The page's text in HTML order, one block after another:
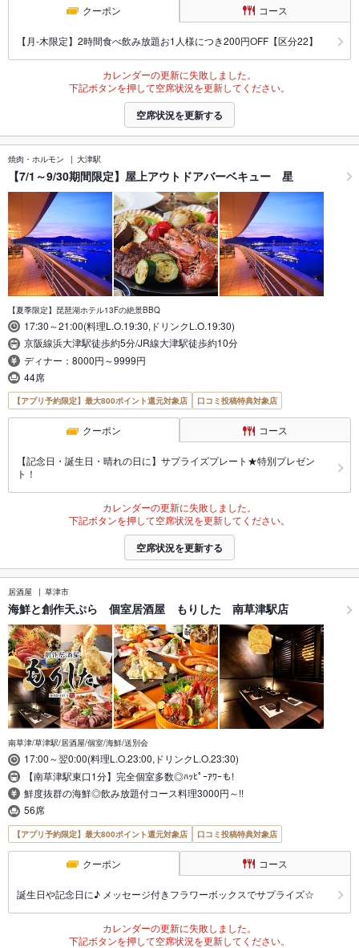
クーポン コース
【月‐木限定】2時間食べ飲み放題お1人様につき200円OFF【区分22】
カレンダーの更新に失敗しました。
下記ボタンを押して空席状況を更新してください。
空席状況を更新する
焼肉・ホルモン 大津駅
【7/1～9/30期間限定】屋上アウトドアバーベキュー 星
【夏季限定】琵琶湖ホテル13Fの絶景BBQ
17:30～21:00(料理L.O.19:30,ドリンクL.O.19:30)
京阪線浜大津駅徒歩約5分/JR線大津駅徒歩約10分
ディナー：8000円～9999円
44席
【アプリ予約限定】最大800ポイント還元対象店 口コミ投稿特典対象店
クーポン コース
【記念日・誕生日・晴れの日に】サプライズプレート★特別プレゼン
ト！
カレンダーの更新に失敗しました。
下記ボタンを押して空席状況を更新してください。
空席状況を更新する
居酒屋 草津市
海鮮と創作天ぷら 個室居酒屋 もりした 南草津駅店
南草津/草津駅/居酒屋/個室/海鮮/送別会
17:00～翌0:00(料理L.O.23:00,ドリンクL.O.23:30)
【南草津駅東口1分】完全個室多数◎ﾊｯﾋﾟｰｱﾜｰも!
鮮度抜群の海鮮◎飲み放題付コース料理3000円～!!
56席
【アプリ予約限定】最大800ポイント還元対象店 口コミ投稿特典対象店
クーポン コース
誕生日や記念日に♪ メッセージ付きフラワーボックスでサプライズ☆
カレンダーの更新に失敗しました。
下記ボタンを押して空席状況を更新してください。